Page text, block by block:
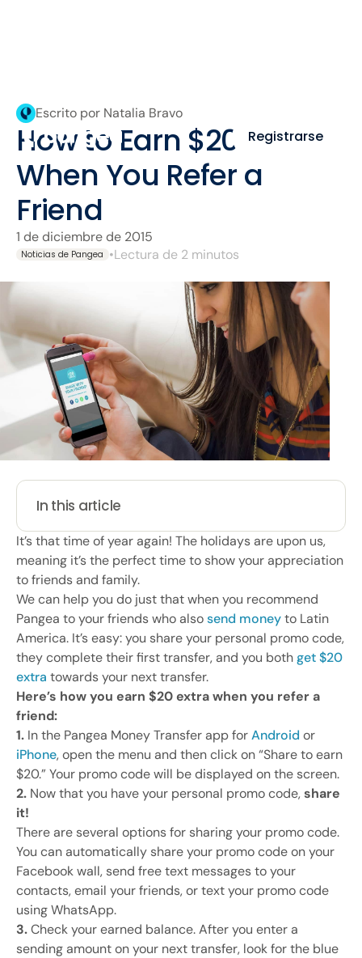
Registrarse
Escrito por Natalia Bravo
How to Earn $20 Extra
When You Refer a
Friend
1 de diciembre de 2015
Noticias de Pangea •Lectura de 2 minutos
In this article
It’s that time of year again! The holidays are upon us,
meaning it’s the perfect time to show your appreciation
to friends and family.
We can help you do just that when you recommend
Pangea to your friends who alsosend moneyto Latin
America. It’s easy: you share your personal promo code,
they complete their first transfer, and you bothget $20
extra towards your next transfer.
Here’s how you earn $20 extra when you refer a
friend:
1. In the Pangea Money Transfer app forAndroid or
iPhone, open the menu and then click on “Share to earn
$20.” Your promo code will be displayed on the screen.
2. Now that you have your personal promo code,share
it!
There are several options for sharing your promo code.
You can automatically share your promo code on your
Facebook wall, send free text messages to your
contacts, email your friends, or text your promo code
using WhatsApp.
3.Check your earned balance. After you enter a
sending amount on your next transfer, look for the blue